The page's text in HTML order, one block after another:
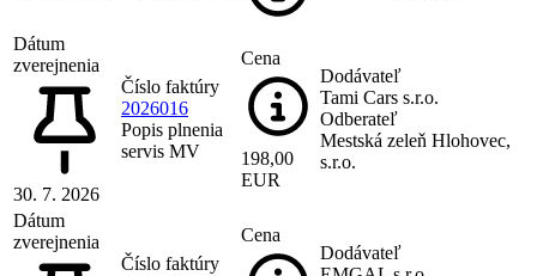
Dátum
zverejnenia
30. 7. 2026
Číslo faktúry
2026016
Popis plnenia
servis MV
Cena
198,00
EUR
Dodávateľ
Tami Cars s.r.o.
Odberateľ
Mestská zeleň Hlohovec,
s.r.o.
Dátum
zverejnenia
Číslo faktúry
Cena
Dodávateľ